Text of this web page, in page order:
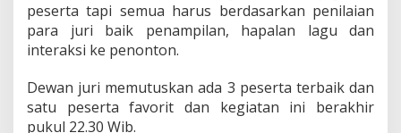
t
e
i
i
peserta tapi semua harus berdasarkan penilaian
para juri baik penampilan, hapalan lagu dan
interaksi ke penonton.
Dewan juri memutuskan ada 3 peserta terbaik dan
satu peserta favorit dan kegiatan ini berakhir
pukul 22.30 Wib.